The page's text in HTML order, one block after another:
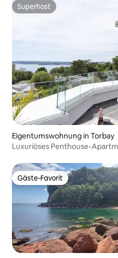
Superhost
Superhost
Eigentumswohnung in Torbay
Luxuriöses Penthouse-
Gäste-Favorit
Gäste-Favorit